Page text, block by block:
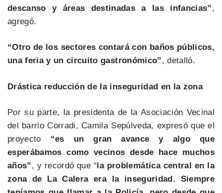
descanso y áreas destinadas a las infancias”,
agregó.
“Otro de los sectores contará con baños públicos,
una feria y un circuito gastronómico”, detalló.
Drástica reducción de la inseguridad en la zona
Por su parte, la presidenta de la Asociación Vecinal
del barrio Corradi, Camila Sepúlveda, expresó que el
proyecto “es un gran avance y algo que
esperábamos como vecinos desde hace muchos
años”, y recordó que “ la problemática central en la
zona de La Calera era la inseguridad. Siempre